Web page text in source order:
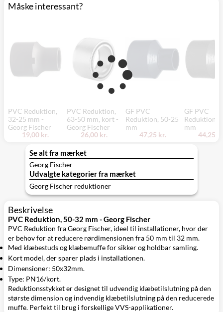
Måske interessant?
PVC Reduktion,
32-25 mm -
Georg Fischer
19,00 kr.
PVC Reduktion,
63-50 mm, kort -
Georg Fischer
26,00 kr.
GF PVC
Reduktion, 50-25
mm
47,25 kr.
GF PVC
Reduktion,
mm
44,25
Se alt fra mærket
Georg Fischer
Udvalgte kategorier fra mærket
Georg Fischer reduktioner
Beskrivelse
PVC Reduktion, 50-32 mm - Georg Fischer
PVC Reduktion fra Georg Fischer, ideel til installationer, hvor der
er behov for at reducere rørdimensionen fra 50 mm til 32 mm.
Med klæbestuds og klæbemuffe for sikker og holdbar samling.
Kort model, der sparer plads i installationen.
Dimensioner: 50x32mm.
Type: PN16/kort.
Reduktionsstykket er designet til udvendig klæbetilslutning på den
største dimension og indvendig klæbetilslutning på den reducerede
muffe. Perfekt til brug i forskellige VVS-applikationer.